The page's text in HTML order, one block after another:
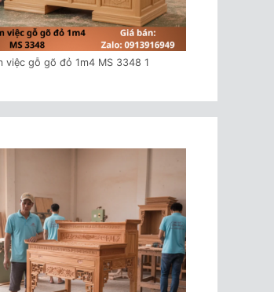
việc gỗ gõ đỏ 1m4 MS 3348 1